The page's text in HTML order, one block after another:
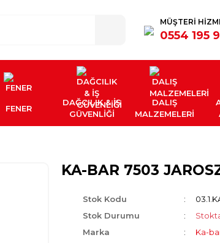
MÜŞTERİ
0554 195
FENER
DAĞCILIK & İŞ
GÜVENLİĞİ
DALIŞ
MALZEMELERİ
KA-BAR 7503
Stok Kodu
Stok Durumu
Marka
Ka-